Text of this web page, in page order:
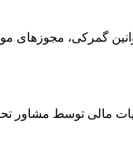
گمرکی، مجوزهای
مالی توسط مشاور